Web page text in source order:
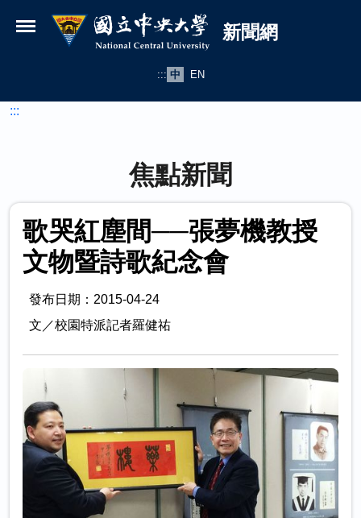
國立中央大學新聞網
新聞網
::: 中 EN
:::
焦點新聞
歌哭紅塵間──張夢機教授
文物暨詩歌紀念會
發布日期：2015-04-24
文／校園特派記者羅健祐